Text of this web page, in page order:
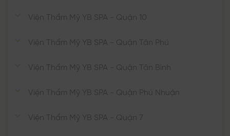
Viện Thẩm Mỹ YB SPA - Quận 10
Viện Thẩm Mỹ YB SPA - Quận Tân Phú
Viện Thẩm Mỹ YB SPA - Quận Tân Bình
Viện Thẩm Mỹ YB SPA - Quận Phú Nhuận
Viện Thẩm Mỹ YB SPA - Quận 7